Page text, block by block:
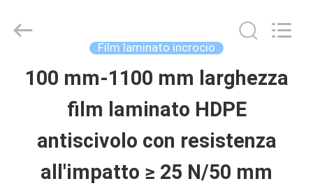
CASA
PRODOTTI
VIDEO
Material
Film laminato incrocio
100 mm-1100 mm larghezza
film laminato HDPE
antiscivolo con resistenza
all'impatto ≥ 25 N/50 mm